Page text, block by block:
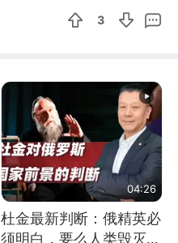
3
04:26
杜金最新判断：俄精英必
须明白，要么人类毁灭，